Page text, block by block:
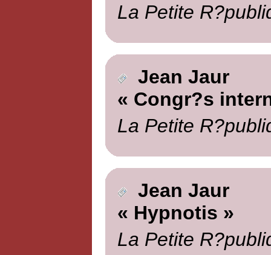
La Petite
Jean Jaur
« Congr?s
La Petite
Jean Jaur
« Hypnotis »
La Petite